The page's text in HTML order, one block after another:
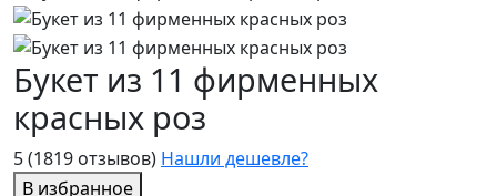
5(1819 отзывов) Нашли дешевле?
В избранное
Букет из 11 фирменных
красных роз